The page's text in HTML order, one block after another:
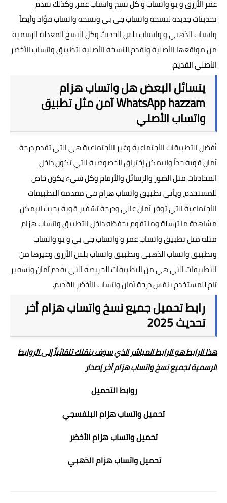
عمر الأزرقويو واتسابو كلنسخ واتساب عمر، وكذلك نقدم
تحديثات جديدة لنسخةواتساب جي بيونسخةواتساب فؤادوأيضاً
واتساب الذهبيوواتساب بلسالحديث وكل النسخ المعدلة الرسمية
من مواقعها الأصلية ونقدم النسخة الأصلية لتطبيقواتساب الأخضر
الأصلي القديم.
يتسائل البعض هل واتساب هزام
WhatsApp hazzam آمن مثل تطبيق
واتساب الأصلي
أفضل التطبيقات الأجتماعية وغير الأجتماعية هي التي تقدم درجة
آمان قوية جداً ولايمكن إختراق الخصوصية التي تكون داخل
المحادثات مثل الصور والرسائل والأرقام وكل شيء يكون خاص
للمستخدم، ويأتيتطبيق واتساب هزامفي مقدمة التطبيقات
الأجتماعية التي توفر آمان عالي ودرجة تشفير قوية بحيث لايمكن
مشاهدة ما ترسلة وما تقوم بحفظه داخل التطبيقواتساب هزام
مثله مثلتطبيق واتساب عمر وواتساب جي بيويو واتساب
وتطبيق واتساب الذهبيوتطبيق واتساب بلس الأزرقوغيرها من
التطبيقات التي هي من التطبيقات الحريصة التي تقدم آمان وتشفير
تام للمستخدم بنفس درجة آمانواتساب الأخضر القديم.
رابط تحميل جميع نسخ واتساب هزام أخر
تحديث 2025
هذا الرابط هو الرابط المباشر الذي سوف بنقلك تلقائياً إلى الروابط
الرسمية لجميع نسخ واتساب هزام أخر إصدار
روابط التحميل
تحميل واتساب هزام البنفسجي
تحميل واتساب هزام الأخضر
تحميل واتساب هزام الذهبي